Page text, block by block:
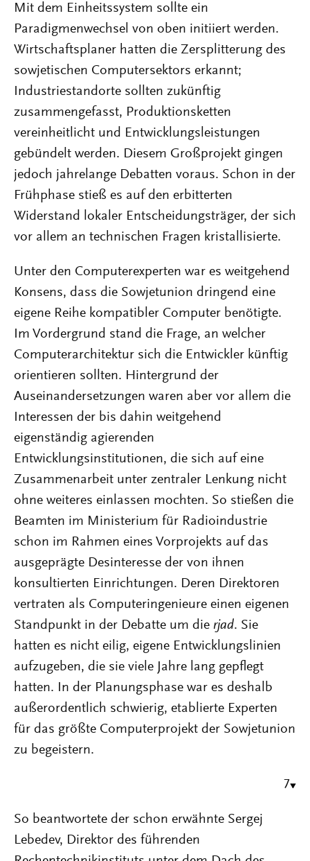
Mit dem Einheitssystem sollte ein
Paradigmenwechsel von oben initiiert werden.
Wirtschaftsplaner hatten die Zersplitterung des
sowjetischen Computersektors erkannt;
Industriestandorte sollten zukünftig
zusammengefasst, Produktionsketten
vereinheitlicht und Entwicklungsleistungen
gebündelt werden. Diesem Großprojekt gingen
jedoch jahrelange Debatten voraus. Schon in der
Frühphase stieß es auf den erbitterten
Widerstand lokaler Entscheidungsträger, der sich
vor allem an technischen Fragen kristallisierte.
Unter den Computerexperten war es weitgehend
Konsens, dass die Sowjetunion dringend eine
eigene Reihe kompatibler Computer benötigte.
Im Vordergrund stand die Frage, an welcher
Computerarchitektur sich die Entwickler künftig
orientieren sollten. Hintergrund der
Auseinandersetzungen waren aber vor allem die
Interessen der bis dahin weitgehend
eigenständig agierenden
Entwicklungsinstitutionen, die sich auf eine
Zusammenarbeit unter zentraler Lenkung nicht
ohne weiteres einlassen mochten. So stießen die
Beamten im Ministerium für Radioindustrie
schon im Rahmen eines Vorprojekts auf das
ausgeprägte Desinteresse der von ihnen
konsultierten Einrichtungen. Deren Direktoren
vertraten als Computeringenieure einen eigenen
Standpunkt in der Debatte um die rjad. Sie
hatten es nicht eilig, eigene Entwicklungslinien
aufzugeben, die sie viele Jahre lang gepflegt
hatten. In der Planungsphase war es deshalb
außerordentlich schwierig, etablierte Experten
für das größte Computerprojekt der Sowjetunion
zu begeistern.
7
So beantwortete der schon erwähnte Sergej
Lebedev, Direktor des führenden